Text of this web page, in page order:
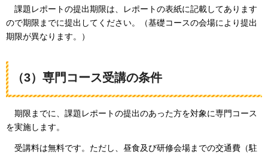
課題レポートの提出期限は、
レポートの表紙に記載してあります
ので期限までに提出してください。（基礎コースの会場により提出
期限が異なります。）
（3）専門コース受講の条件
期限までに、 課題レポートの提出のあった方を対象に専門コース
を実施します。
受講料は無料です。 ただし、昼食及び研修会場までの交通費（駐